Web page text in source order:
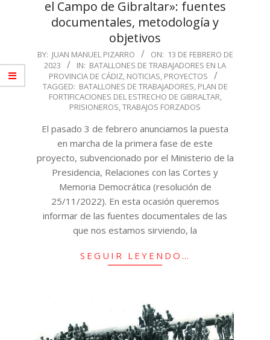
el Campo de Gibraltar»: fuentes
documentales, metodología y
objetivos
2023-
02-
13
BY: JUAN MANUEL PIZARRO ON: 13 DE FEBRERO DE
2023
IN: BATALLONES DE TRABAJADORES EN LA
PROVINCIA DE CÁDIZ, NOTICIAS, PROYECTOS
TAGGED: BATALLONES DE TRABAJADORES, PLAN DE
FORTIFICACIONES DEL ESTRECHO DE GIBRALTAR,
PRISIONEROS,TRABAJOS FORZADOS
El pasado 3 de febrero anunciamos la puesta
en marcha de la primera fase de este
proyecto, subvencionado por el Ministerio de la
Presidencia, Relaciones con las Cortes y
Memoria Democrática (resolución de
25/11/2022). En esta ocasión queremos
informar de las fuentes documentales de las
que nos estamos sirviendo, la
SEGUIR LEYENDO…